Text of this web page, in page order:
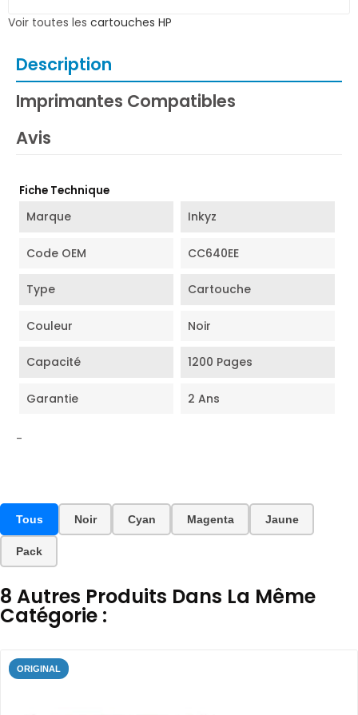
Voir toutes les cartouches HP
Description
Imprimantes Compatibles
Avis
Fiche Technique
Marque Inkyz
Code OEM CC640EE
Type Cartouche
Couleur Noir
Capacité 1200 Pages
Garantie 2 Ans
-
Tous Noir Cyan Magenta Jaune
Pack
8 Autres Produits Dans La Même
Catégorie :
ORIGINAL